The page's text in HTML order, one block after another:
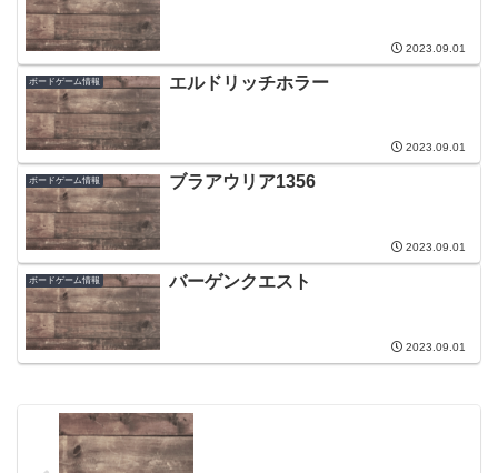
2023.09.01
ボードゲーム情報 エルドリッチホラー
2023.09.01
ボードゲーム情報 ブラアウリア1356
2023.09.01
ボードゲーム情報 バーゲンクエスト
2023.09.01